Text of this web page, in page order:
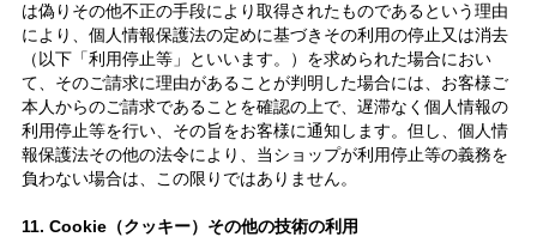
は偽りその他不正の手段により取得されたものであるという理由
により、個人情報保護法の定めに基づきその利用の停止又は消去
（以下「利用停止等」といいます。）を求められた場合におい
て、そのご請求に理由があることが判明した場合には、お客様ご
本人からのご請求であることを確認の上で、遅滞なく個人情報の
利用停止等を行い、その旨をお客様に通知します。但し、個人情
報保護法その他の法令により、当ショップが利用停止等の義務を
負わない場合は、この限りではありません。
11. Cookie（クッキー）その他の技術の利用